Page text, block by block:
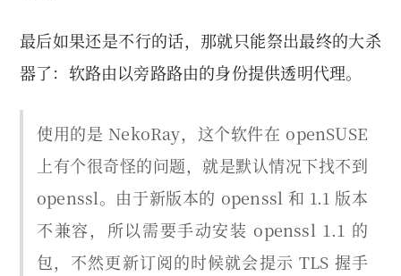
最后如果还是不行的话，那就只能祭出最终的大杀
器了：软路由以旁路路由的身份提供透明代理。
使用的是 NekoRay，这个软件在 openSUSE
上有个很奇怪的问题，就是默认情况下找不到
openssl。由于新版本的 openssl 和 1.1 版本
不兼容，所以需要手动安装 openssl 1.1 的
包，不然更新订阅的时候就会提示 TLS 握手